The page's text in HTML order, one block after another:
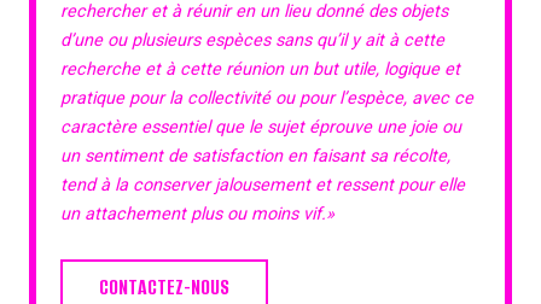
rechercher et à réunir en un lieu donné des objets
d’une ou plusieurs espèces sans qu’il y ait à cette
recherche et à cette réunion un but utile, logique et
pratique pour la collectivité ou pour l’espèce, avec ce
caractère essentiel que le sujet éprouve une joie ou
un sentiment de satisfaction en faisant sa récolte,
tend à la conserver jalousement et ressent pour elle
un attachement plus ou moins vif.»
CONTACTEZ-NOUS